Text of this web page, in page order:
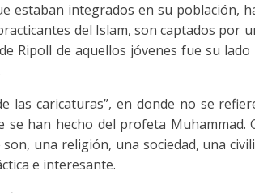
estaban integrados en su población,
del Islam, son captados por
Ripoll de aquellos jóvenes fue su
las caricaturas”, en donde no se
han hecho del profeta Muhammad.
una religión, una sociedad, una
e interesante.